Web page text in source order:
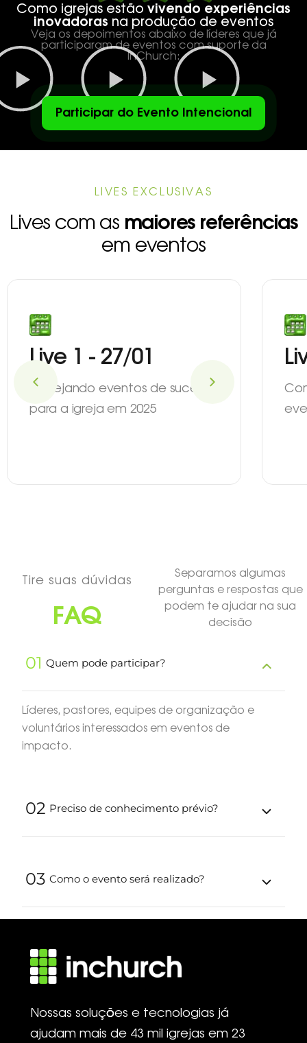
Como igrejas estão vivendo experiências
inovadoras na produção de eventos
Veja os depoimentos abaixo de líderes que já
participaram de eventos com suporte da
InChurch:
Participar do Evento Intencional
LIVES EXCLUSIVAS
Lives com as maiores referências
em eventos
Live 1 - 27/01
Planejando eventos de sucesso
para a igreja em 2025
Tire suas dúvidas
FAQ
Separamos algumas
perguntas e respostas que
podem te ajudar na sua
decisão
01 Quem pode participar?
Líderes, pastores, equipes de organização e
voluntários interessados em eventos de
impacto.
02 Preciso de conhecimento prévio?
03 Como o evento será realizado?
Nossas soluções e tecnologias já
ajudam mais de 43 mil igrejas em 23